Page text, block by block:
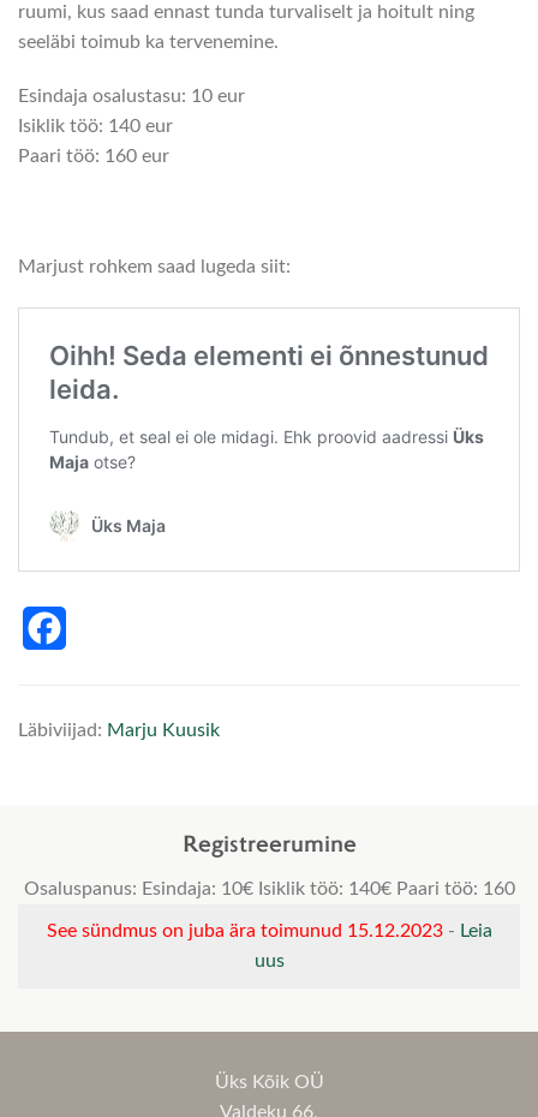
ruumi, kus saad ennast tunda turvaliselt ja hoitult ning
seeläbi toimub ka tervenemine.
Esindaja osalustasu: 10 eur
Isiklik töö: 140 eur
Paari töö: 160 eur
Marjust rohkem saad lugeda siit:
Läbiviijad: Marju Kuusik
Registreerumine
Osaluspanus: Esindaja: 10€ Isiklik töö: 140€ Paari töö: 160
See sündmus on juba ära toimunud 15.12.2023- Leia
uus
Üks Kõik OÜ
Valdeku 66,